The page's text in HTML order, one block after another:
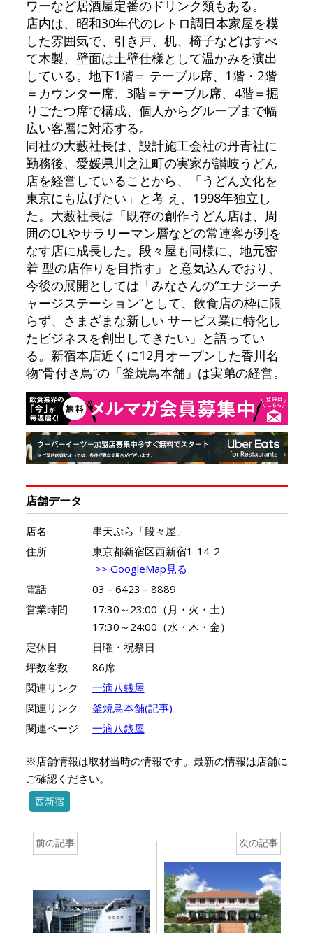
ワーなど居酒屋定番のドリンク類もある。
店内は、昭和30年代のレトロ調日本家屋を模
した雰囲気で、引き戸、机、椅子などはすべ
て木製、壁面は土壁仕様として温かみを演出
している。地下1階＝ テーブル席、1階・2階
＝カウンター席、3階＝テーブル席、4階＝掘
りごたつ席で構成、個人からグループまで幅
広い客層に対応する。
同社の大藪社長は、設計施工会社の丹青社に
勤務後、愛媛県川之江町の実家が讃岐うどん
店を経営していることから、「うどん文化を
東京にも広げたい」と考 え、1998年独立し
た。大薮社長は「既存の創作うどん店は、周
囲のOLやサラリーマン層などの常連客が列を
なす店に成長した。段々屋も同様に、地元密
着 型の店作りを目指す」と意気込んでおり、
今後の展開としては「みなさんの“エナジーチ
ャージステーション”として、飲食店の枠に限
らず、さまざまな新しい サービス業に特化し
たビジネスを創出してきたい」と語ってい
る。新宿本店近くに12月オープンした香川名
物“骨付き鳥”の「釜焼鳥本舗」は実弟の経営。
店舗データ
店名
串天ぷら「段々屋」
住所
東京都新宿区西新宿1-14-2
>> GoogleMap見る
電話
03－6423－8889
営業時間
17:30～23:00（月・火・土）
17:30～24:00（水・木・金）
定休日
日曜・祝祭日
坪数客数
86席
関連リンク
一滴八銭屋
関連リンク
釜焼鳥本舗(記事)
関連ページ
一滴八銭屋
※店舗情報は取材当時の情報です。最新の情報は店舗に
ご確認ください。
西新宿
前の記事 次の記事